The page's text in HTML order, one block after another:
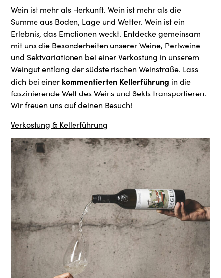
Wein ist mehr als Herkunft. Wein ist mehr als die
Summe aus Boden, Lage und Wetter. Wein ist ein
Erlebnis, das Emotionen weckt. Entdecke gemeinsam
mit uns die Besonderheiten unserer Weine, Perlweine
und Sektvariationen bei einer Verkostung in unserem
Weingut entlang der südsteirischen Weinstraße. Lass
dich bei einer kommentierten Kellerführung in die
faszinierende Welt des Weins und Sekts transportieren.
Wir freuen uns auf deinen Besuch!
Verkostung & Kellerführung